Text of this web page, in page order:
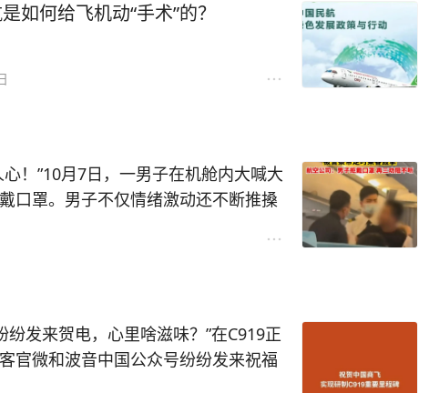
如何给飞机动“手术”的？
！”10月7日，一男子在机舱内大喊大
口罩。男子不仅情绪激动还不断推搡
名男子不顾防疫要求，机上拒绝佩戴
纷发来贺电，心里啥滋味？”在C919正
官微和波音中国公众号纷纷发来祝福